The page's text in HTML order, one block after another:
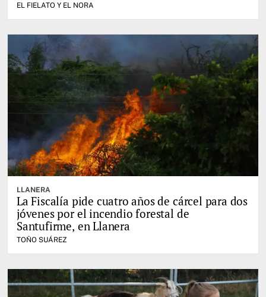
EL FIELATO Y EL NORA
LLANERA
La Fiscalía pide cuatro años de cárcel para dos
jóvenes por el incendio forestal de
Santufirme, en Llanera
TOÑO SUÁREZ